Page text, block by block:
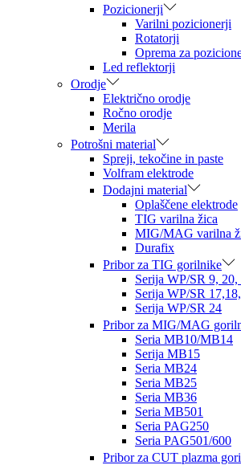
Pozicionerji
Varilni pozicionerji
Rotatorji
Oprema za
Led reflektorji
Orodje
Električno orodje
Ročno orodje
Merila
Potrošni material
Spreji, tekočine in paste
Volfram elektrode
Dodajni material
Oplaščene elektrode
TIG varilna žica
MIG/MAG varilna
Durafix
Pribor za TIG gorilnike
Serija WP/SR 9, 20,
Serija WP/SR
Serija WP/SR 24
Pribor za MIG/MAG
Seria MB10/MB14
Serija MB15
Seria MB24
Seria MB25
Seria MB36
Seria MB501
Seria PAG250
Seria PAG501/600
Pribor za CUT plazma